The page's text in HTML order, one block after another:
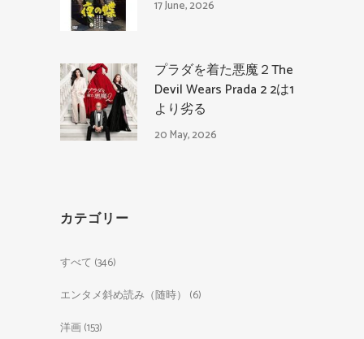
17 June, 2026
プラダを着た悪魔２The
Devil Wears Prada 2 2は1
より劣る
20 May, 2026
カテゴリー
すべて (346)
エンタメ斜め読み（随時） (6)
洋画(153)